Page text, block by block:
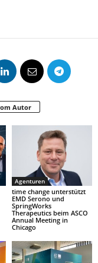
Autor
Agenturen
time change unterstützt
EMD Serono und
SpringWorks
Therapeutics beim ASCO
Annual Meeting in
Chicago